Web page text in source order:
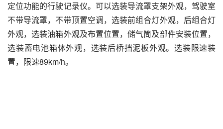
定位功能的行驶记录仪。可以选装导流罩支架外观，驾驶室
不带导流罩，不带顶置空调，选装前组合灯外观，后组合灯
外观，选装油箱外观及布置位置，储气筒及部件安装位置，
选装蓄电池箱体外观，选装后桥挡泥板外观。选装限速装
置，限速89km/h。